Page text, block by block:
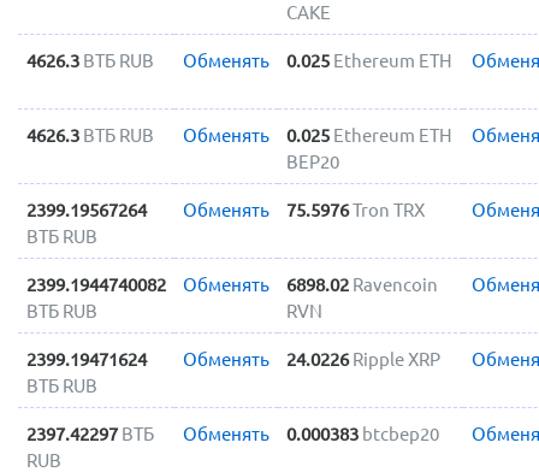
CAKE
4626.3 ВТБ RUB Обменять 0.025 Ethereum ETH
4626.3 ВТБ RUB Обменять 0.025 Ethereum ETH
BEP20
2399.19567264
ВТБ RUB
Обменять 75.5976Tron TRX
2399.1944740082
ВТБ RUB
Обменять 6898.02 Ravencoin
RVN
2399.19471624
ВТБ RUB
Обменять 24.0226 Ripple XRP
2397.42297 ВТБ
RUB
Обменять 0.000383 btcbep20